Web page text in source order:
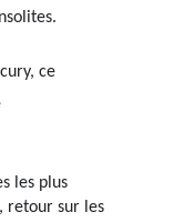
ce
les plus
retour sur les